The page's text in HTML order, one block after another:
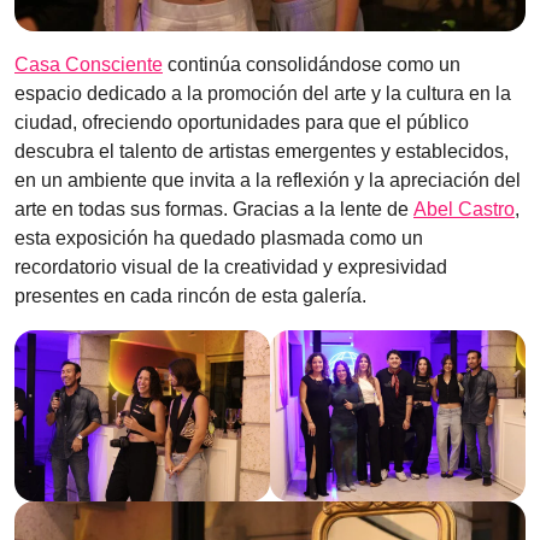
Casa Consciente continúa consolidándose como un
espacio dedicado a la promoción del arte y la cultura en la
ciudad, ofreciendo oportunidades para que el público
descubra el talento de artistas emergentes y establecidos,
en un ambiente que invita a la reflexión y la apreciación del
arte en todas sus formas. Gracias a la lente de Abel Castro,
esta exposición ha quedado plasmada como un
recordatorio visual de la creatividad y expresividad
presentes en cada rincón de esta galería.